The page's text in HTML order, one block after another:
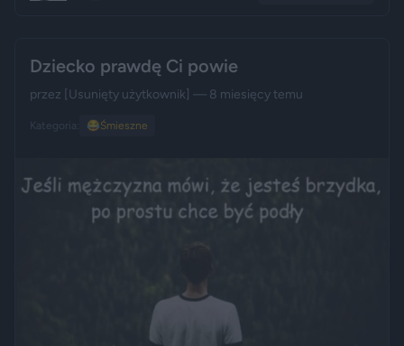
Dziecko prawdę Ci powie
przez [Usunięty użytkownik] — 8 miesięcy temu
Kategoria: 😂Śmieszne